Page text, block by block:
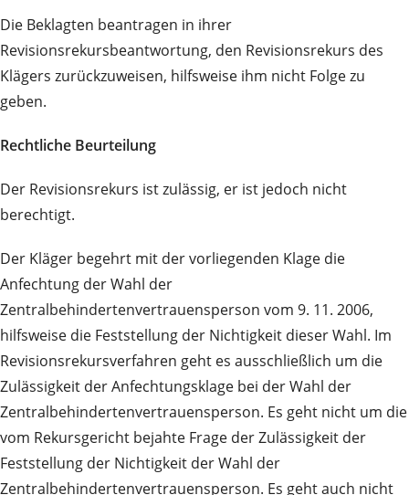
Die Beklagten beantragen in ihrer
Revisionsrekursbeantwortung, den Revisionsrekurs des
Klägers zurückzuweisen, hilfsweise ihm nicht Folge zu
geben.
Rechtliche Beurteilung
Der Revisionsrekurs ist zulässig, er ist jedoch nicht
berechtigt.
Der Kläger begehrt mit der vorliegenden Klage die
Anfechtung der Wahl der
Zentralbehindertenvertrauensperson vom 9. 11. 2006,
hilfsweise die Feststellung der Nichtigkeit dieser Wahl. Im
Revisionsrekursverfahren geht es ausschließlich um die
Zulässigkeit der Anfechtungsklage bei der Wahl der
Zentralbehindertenvertrauensperson. Es geht nicht um die
vom Rekursgericht bejahte Frage der Zulässigkeit der
Feststellung der Nichtigkeit der Wahl der
Zentralbehindertenvertrauensperson. Es geht auch nicht